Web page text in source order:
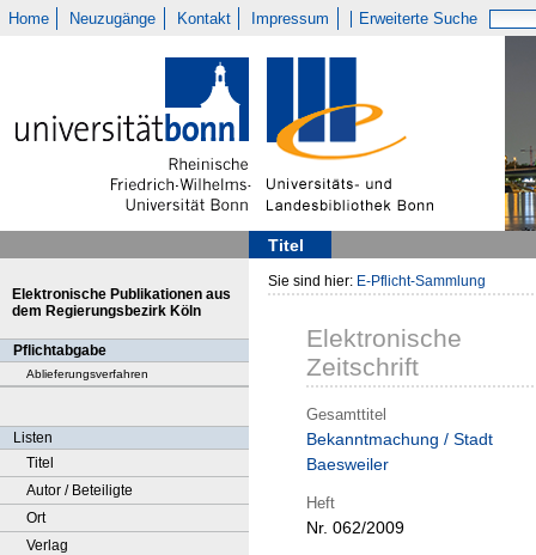
Home Neuzugänge Kontakt Impressum Erweiterte Suche
Titel
Elektronische Publikationen aus
dem Regierungsbezirk Köln
Pflichtabgabe
Ablieferungsverfahren
Listen
Titel
Autor / Beteiligte
Ort
Verlag
Sie sind hier: E-Pflicht-Sammlung
Elektronische
Zeitschrift
Gesamttitel
Bekanntmachung / Stadt
Baesweiler
Heft
Nr. 062/2009